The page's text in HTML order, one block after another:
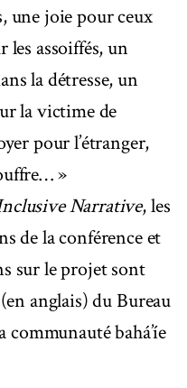
une joie pour ceux
assoiffés, un
la détresse, un
la victime de
pour l’étranger,
»
Narrative, les
de la conférence et
sur le projet sont
(en anglais) du Bureau
communauté bahá’íe